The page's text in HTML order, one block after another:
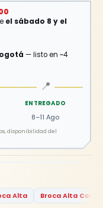
Alta Broca Alta
el sábado 8 y el
— listo en ~4
📍
ENTREGADO
8–11 Ago
disponibilidad del